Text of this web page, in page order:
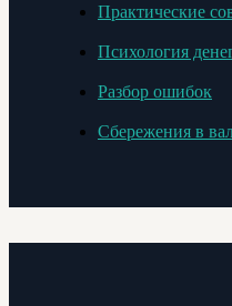
Практические
Психология
Разбор ошибок
Сбережения в